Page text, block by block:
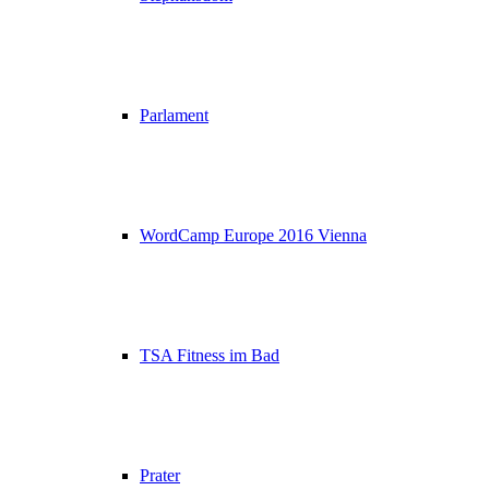
Parlament
WordCamp Europe 2016 Vienna
TSA Fitness im Bad
Prater